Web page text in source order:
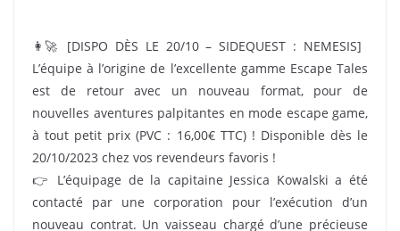
👩‍🚀 [DISPO DÈS LE 20/10 – SIDEQUEST : NEMESIS]
L’équipe à l’origine de l’excellente gamme Escape Tales
est de retour avec un nouveau format, pour de
nouvelles aventures palpitantes en mode escape game,
à tout petit prix (PVC : 16,00€ TTC) ! Disponible dès le
20/10/2023 chez vos revendeurs favoris !
👉 L’équipage de la capitaine Jessica Kowalski a été
contacté par une corporation pour l’exécution d’un
nouveau contrat. Un vaisseau chargé d’une précieuse